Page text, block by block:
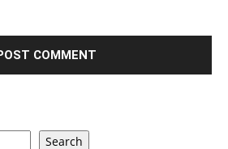
Search